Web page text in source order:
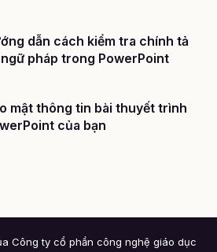
dẫn cách kiểm tra chính tả
pháp trong PowerPoint
mật thông tin bài thuyết trình
của bạn
Công ty cổ phần công nghệ giáo dục